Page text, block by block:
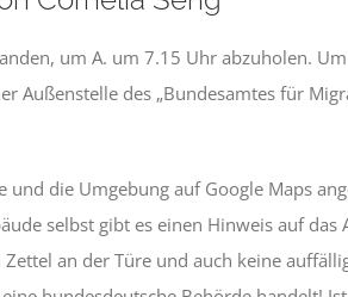
um A. um 7.15 Uhr abzuholen.
Außenstelle des „Bundesamtes für
die Umgebung auf Google Maps
selbst gibt es einen Hinweis auf
an der Türe und auch keine